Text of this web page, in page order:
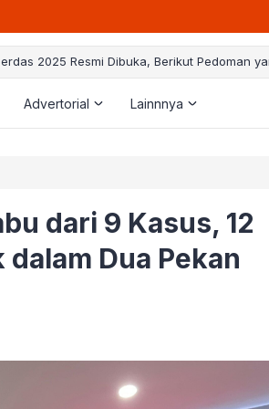
2025 Resmi Dibuka, Berikut Pedoman
Advertorial Lainnnya
dari 9 Kasus, 12
Dua Pekan